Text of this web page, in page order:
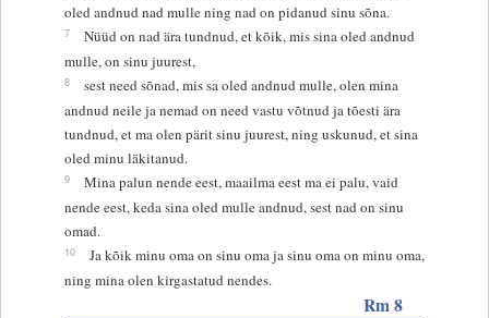
oled andnud nad mulle ning nad on pidanud sinu sõna.
7
Nüüd on nad ära tundnud, et kõik, mis sina oled andnud
mulle, on sinu juurest,
8
sest need sõnad, mis sa oled andnud mulle, olen mina
andnud neile ja nemad on need vastu võtnud ja tõesti ära
tundnud, et ma olen pärit sinu juurest, ning uskunud, et sina
oled minu läkitanud.
9
Mina palun nende eest, maailma eest ma ei palu, vaid
nende eest, keda sina oled mulle andnud, sest nad on sinu
omad.
10
Ja kõik minu oma on sinu oma ja sinu oma on minu oma,
ning mina olen kirgastatud nendes.
Rm 8